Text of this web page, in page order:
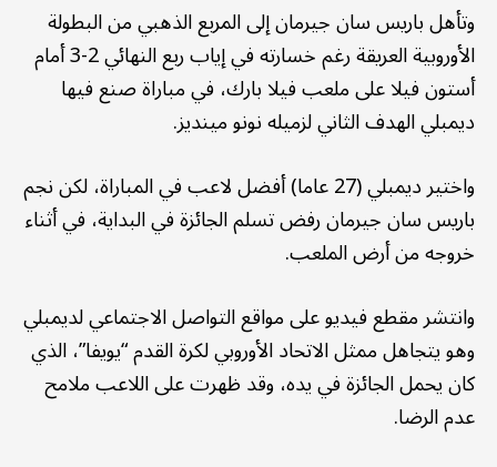
وتأهل باريس سان جيرمان إلى المربع الذهبي من البطولة
الأوروبية العريقة رغم خسارته في إياب ربع النهائي 2-3 أمام
أستون فيلا على ملعب فيلا بارك، في مباراة صنع فيها
ديمبلي الهدف الثاني لزميله نونو مينديز.
واختير ديمبلي (27 عاما) أفضل لاعب في المباراة، لكن نجم
باريس سان جيرمان رفض تسلم الجائزة في البداية، في أثناء
خروجه من أرض الملعب.
وانتشر مقطع فيديو على مواقع التواصل الاجتماعي لديمبلي
وهو يتجاهل ممثل الاتحاد الأوروبي لكرة القدم “يويفا”، الذي
كان يحمل الجائزة في يده، وقد ظهرت على اللاعب ملامح
عدم الرضا.